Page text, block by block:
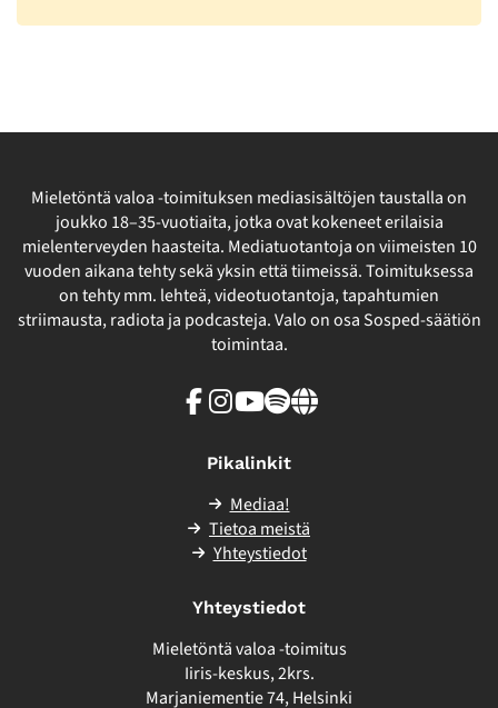
Mieletöntä valoa -toimituksen mediasisältöjen taustalla on
joukko 18–35-vuotiaita, jotka ovat kokeneet erilaisia
mielenterveyden haasteita. Mediatuotantoja on viimeisten 10
vuoden aikana tehty sekä yksin että tiimeissä. Toimituksessa
on tehty mm. lehteä, videotuotantoja, tapahtumien
striimausta, radiota ja podcasteja. Valo on osa Sosped-säätiön
toimintaa.
Facebook
Instagram
Youtube
SpotifyLinkki
Pikalinkit
Mediaa!
Tietoa meistä
Yhteystiedot
Yhteystiedot
Mieletöntä valoa -toimitus
Iiris-keskus, 2krs.
Marjaniementie 74, Helsinki